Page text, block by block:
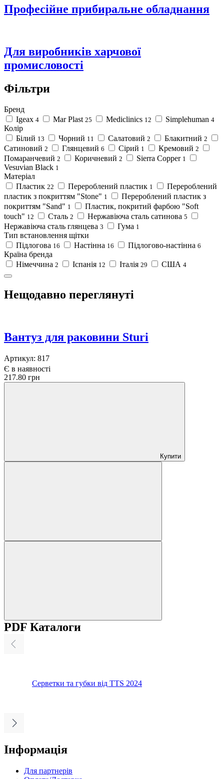
Професійне прибиральне обладнання
Для виробників харчової
промисловості
Фільтри
Бренд
Igeax 4 Mar Plast 25 Mediclinics 12 Simplehuman 4
Колір
Білий 13 Чорний 11 Салатовий 2 Блакитний 2
Сатиновий 2 Глянцевий 6 Сірий 1 Кремовий 2
Помаранчевий 2 Коричневий 2 Sierra Copper 1
Vesuvian Black 1
Матеріал
Пластик 22 Перероблений пластик 1
Перероблений
пластик з покриттям "Stone" 1
Перероблений пластик з
покриттям "Sand" 1
Пластик, покритий фарбою "Soft
touch" 12 Сталь 2 Нержавіюча сталь сатинова 5
Нержавіюча сталь глянцева 3 Гума 1
Тип встановлення щітки
Підлогова 16 Настінна 16 Підлогово-настінна 6
Країна бренда
Німеччина 2 Іспанія 12 Італія 29 США 4
Нещодавно переглянуті
Вантуз для раковини Sturi
Артикул: 817
Є в наявності
217.80 грн
Купити
PDF Каталоги
Серветки та губки від TTS 2024
Інформація
Для партнерів